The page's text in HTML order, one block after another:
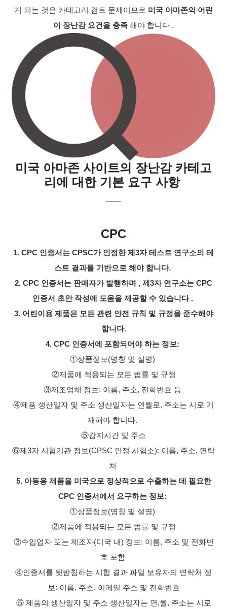
게 되는 것은 카테고리 검토 문제이므로 미국 아마존의 어린
이 장난감 요건을 충족 해야 합니다 .
미국 아마존 사이트의 장난감 카테고
리에 대한 기본 요구 사항
——
CPC
1. CPC 인증서는 CPSC가 인정한 제3자 테스트 연구소의 테
스트 결과를 기반으로 해야 합니다.
2. CPC 인증서는 판매자가 발행하며 , 제3자 연구소는 CPC
인증서 초안 작성에 도움을 제공할 수 있습니다 .
3. 어린이용 제품은 모든 관련 안전 규칙 및 규정을 준수해야
합니다.
4. CPC 인증서에 포함되어야 하는 정보:
①상품정보(명칭 및 설명)
②제품에 적용되는 모든 법률 및 규정
③제조업체 정보: 이름, 주소, 전화번호 등
④제품 생산일자 및 주소 생산일자는 연월로, 주소는 시로 기
재해야 합니다.
⑤감지시간 및 주소
⑥제3자 시험기관 정보(CPSC 인정 시험소): 이름, 주소, 연락
처
5. 아동용 제품을 미국으로 정상적으로 수출하는 데 필요한
CPC 인증서에서 요구하는 정보:
①상품정보(명칭 및 설명)
②제품에 적용되는 모든 법률 및 규정
③수입업자 또는 제조자(미국 내) 정보: 이름, 주소 및 전화번
호 포함
④인증서를 뒷받침하는 시험 결과 파일 보유자의 연락처 정
보: 이름, 주소, 이메일 주소 및 전화번호
⑤ 제품의 생산일자 및 주소 생산일자는 연,월, 주소는 시로